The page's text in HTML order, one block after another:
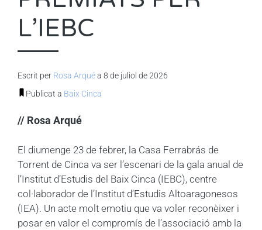
L’IEBC
Escrit per Rosa Arquéa 8 de juliol de 2026
Publicat a Baix Cinca
// Rosa Arqué
El diumenge 23 de febrer, la Casa Ferrabrás de
Torrent de Cinca va ser l’escenari de la gala anual de
l’Institut d’Estudis del Baix Cinca (IEBC), centre
col·laborador de l’Institut d’Estudis Altoaragonesos
(IEA). Un acte molt emotiu que va voler reconèixer i
posar en valor el compromís de l’associació amb la